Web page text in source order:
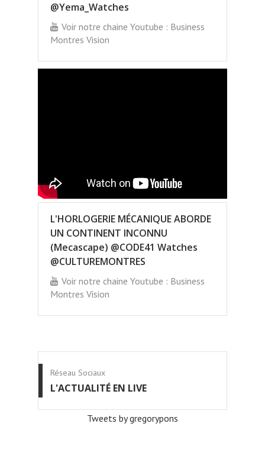
@Yema_Watches
Voir notre chaine Youtube : Business
Montres Vision
L'HORLOGERIE MÉCANIQUE ABORDE
UN CONTINENT INCONNU
(Mecascape) @CODE41 Watches
@CULTUREMONTRES
Voir notre chaine Youtube : Business
Montres Vision
Réseau Sociaux
L'ACTUALITÉ EN LIVE
Tweets by gregorypons